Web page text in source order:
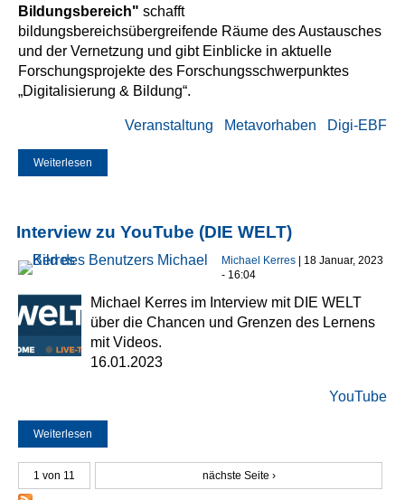
Bildungsbereich" schafft
bildungsbereichsübergreifende Räume des Austausches
und der Vernetzung und gibt Einblicke in aktuelle
Forschungsprojekte des Forschungsschwerpunktes
„Digitalisierung & Bildung“.
Digi-EBF
Metavorhaben
Veranstaltung
Weiterlesen
Interview zu YouTube (DIE WELT)
Michael Kerres | 18 Januar, 2023
- 16:04
Michael Kerres im Interview mit DIE WELT
über die Chancen und Grenzen des Lernens
mit Videos.
16.01.2023
YouTube
Weiterlesen
1 von 11 nächste Seite ›